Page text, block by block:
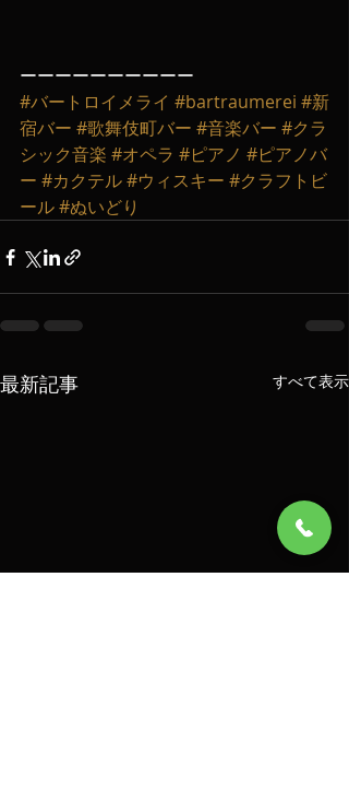
ーーーーーーーーーー
#バートロイメライ #bartraumerei #新
宿バー #歌舞伎町バー #音楽バー #クラ
シック音楽 #オペラ #ピアノ #ピアノバ
ー #カクテル#ウィスキー #クラフトビ
ール#ぬいどり
最新記事 すべて表示